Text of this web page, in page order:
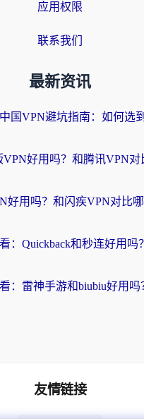
应用权限
联系我们
最新资讯
友情链接